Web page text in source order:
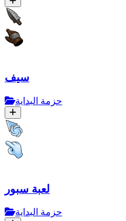
سيف
حزمة البداية
لعبة سبور
حزمة البداية